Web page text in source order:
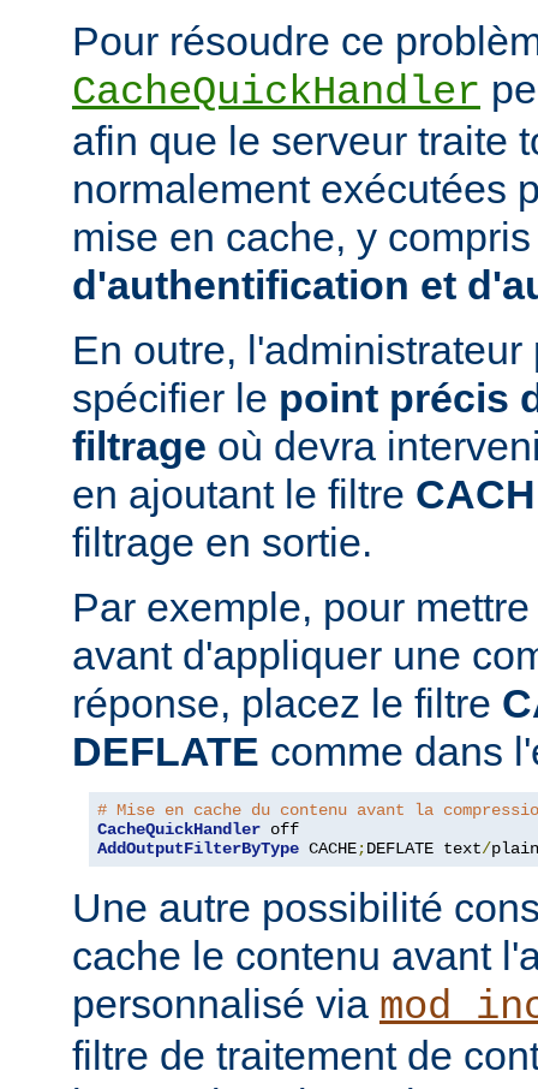
Pour résoudre ce
CacheQuickHandler
afin que le serveur traite
normalement exécutées
mise en cache, y
d'authentification et
En outre,
spécifier le point précis
filtrage où devra
en ajoutant le filtre
filtrage en sortie.
Par exemple, pour
avant d'appliquer une
réponse, placez le filtre
DEFLATE comme dans
# Mise en cache du contenu avant la
CacheQuickHandler
AddOutputFilterByType CACHE;DEFLATE text/plain
Une autre possibilité
cache le contenu avant
personnalisé via
filtre de traitement de